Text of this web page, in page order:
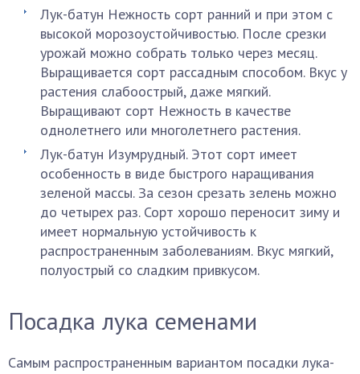
Лук-батун Нежность сорт ранний и при этом с
высокой морозоустойчивостью. После срезки
урожай можно собрать только через месяц.
Выращивается сорт рассадным способом. Вкус у
растения слабоострый, даже мягкий.
Выращивают сорт Нежность в качестве
однолетнего или многолетнего растения.
Лук-батун Изумрудный. Этот сорт имеет
особенность в виде быстрого наращивания
зеленой массы. За сезон срезать зелень можно
до четырех раз. Сорт хорошо переносит зиму и
имеет нормальную устойчивость к
распространенным заболеваниям. Вкус мягкий,
полуострый со сладким привкусом.
Посадка лука семенами
Самым распространенным вариантом посадки лука-